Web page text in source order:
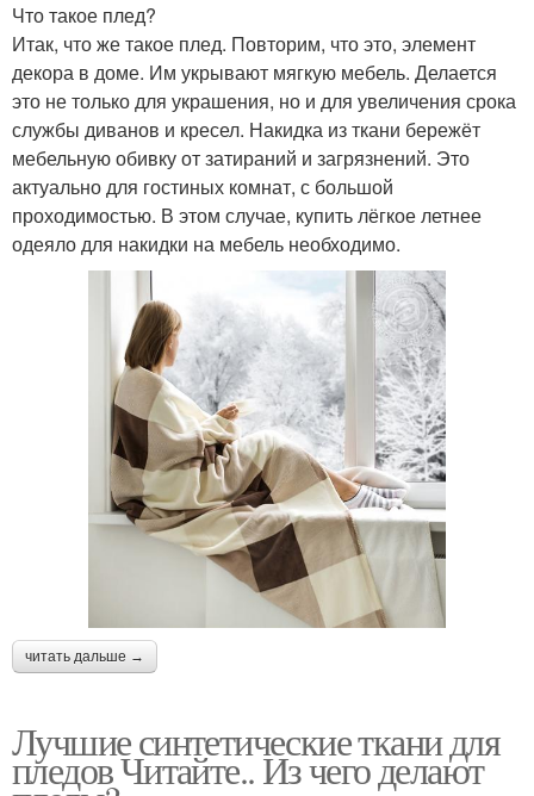
Что такое плед?
Итак, что же такое плед. Повторим, что это, элемент
декора в доме. Им укрывают мягкую мебель. Делается
это не только для украшения, но и для увеличения срока
службы диванов и кресел. Накидка из ткани бережёт
мебельную обивку от затираний и загрязнений. Это
актуально для гостиных комнат, с большой
проходимостью. В этом случае, купить лёгкое летнее
одеяло для накидки на мебель необходимо.
читать дальше →
Лучшие синтетические ткани для
пледов Читайте.. Из чего делают